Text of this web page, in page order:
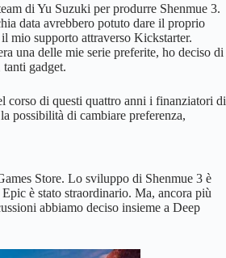
di Yu Suzuki per produrre Shenmue 3.
data avrebbero potuto dare il proprio
mio supporto attraverso Kickstarter.
una delle mie serie preferite, ho deciso di
gadget.
corso di questi quattro anni i finanziatori di
possibilità di cambiare preferenza,
Store. Lo sviluppo di Shenmue 3 è
è stato straordinario. Ma, ancora più
abbiamo deciso insieme a Deep